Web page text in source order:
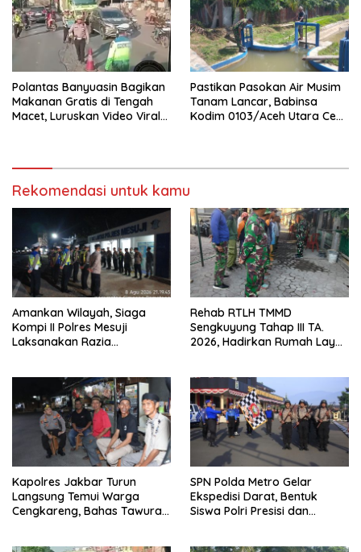
Polantas Banyuasin Bagikan
Makanan Gratis di Tengah
Macet, Luruskan Video Viral
Pastikan Pasokan Air Musim
Tanam Lancar, Babinsa
Kodim 0103/Aceh Utara Cek
Rekomendasi untuk kamu
Amankan Wilayah, Siaga
Kompi II Polres Mesuji
Laksanakan Razia
Rehab RTLH TMMD
Sengkuyung Tahap III TA.
2026, Hadirkan Rumah Layak
Kapolres Jakbar Turun
Langsung Temui Warga
Cengkareng, Bahas Tawuran
SPN Polda Metro Gelar
Ekspedisi Darat, Bentuk
Siswa Polri Presisi dan